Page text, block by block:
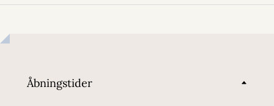
Åbningstider